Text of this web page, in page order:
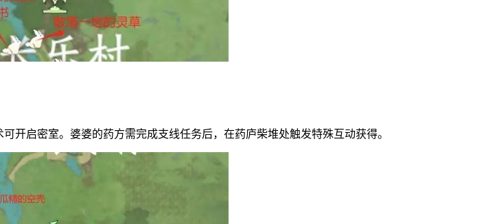
开启密室。婆婆的药方需完成支线任务后，在药庐柴堆处触发特殊互动获得。